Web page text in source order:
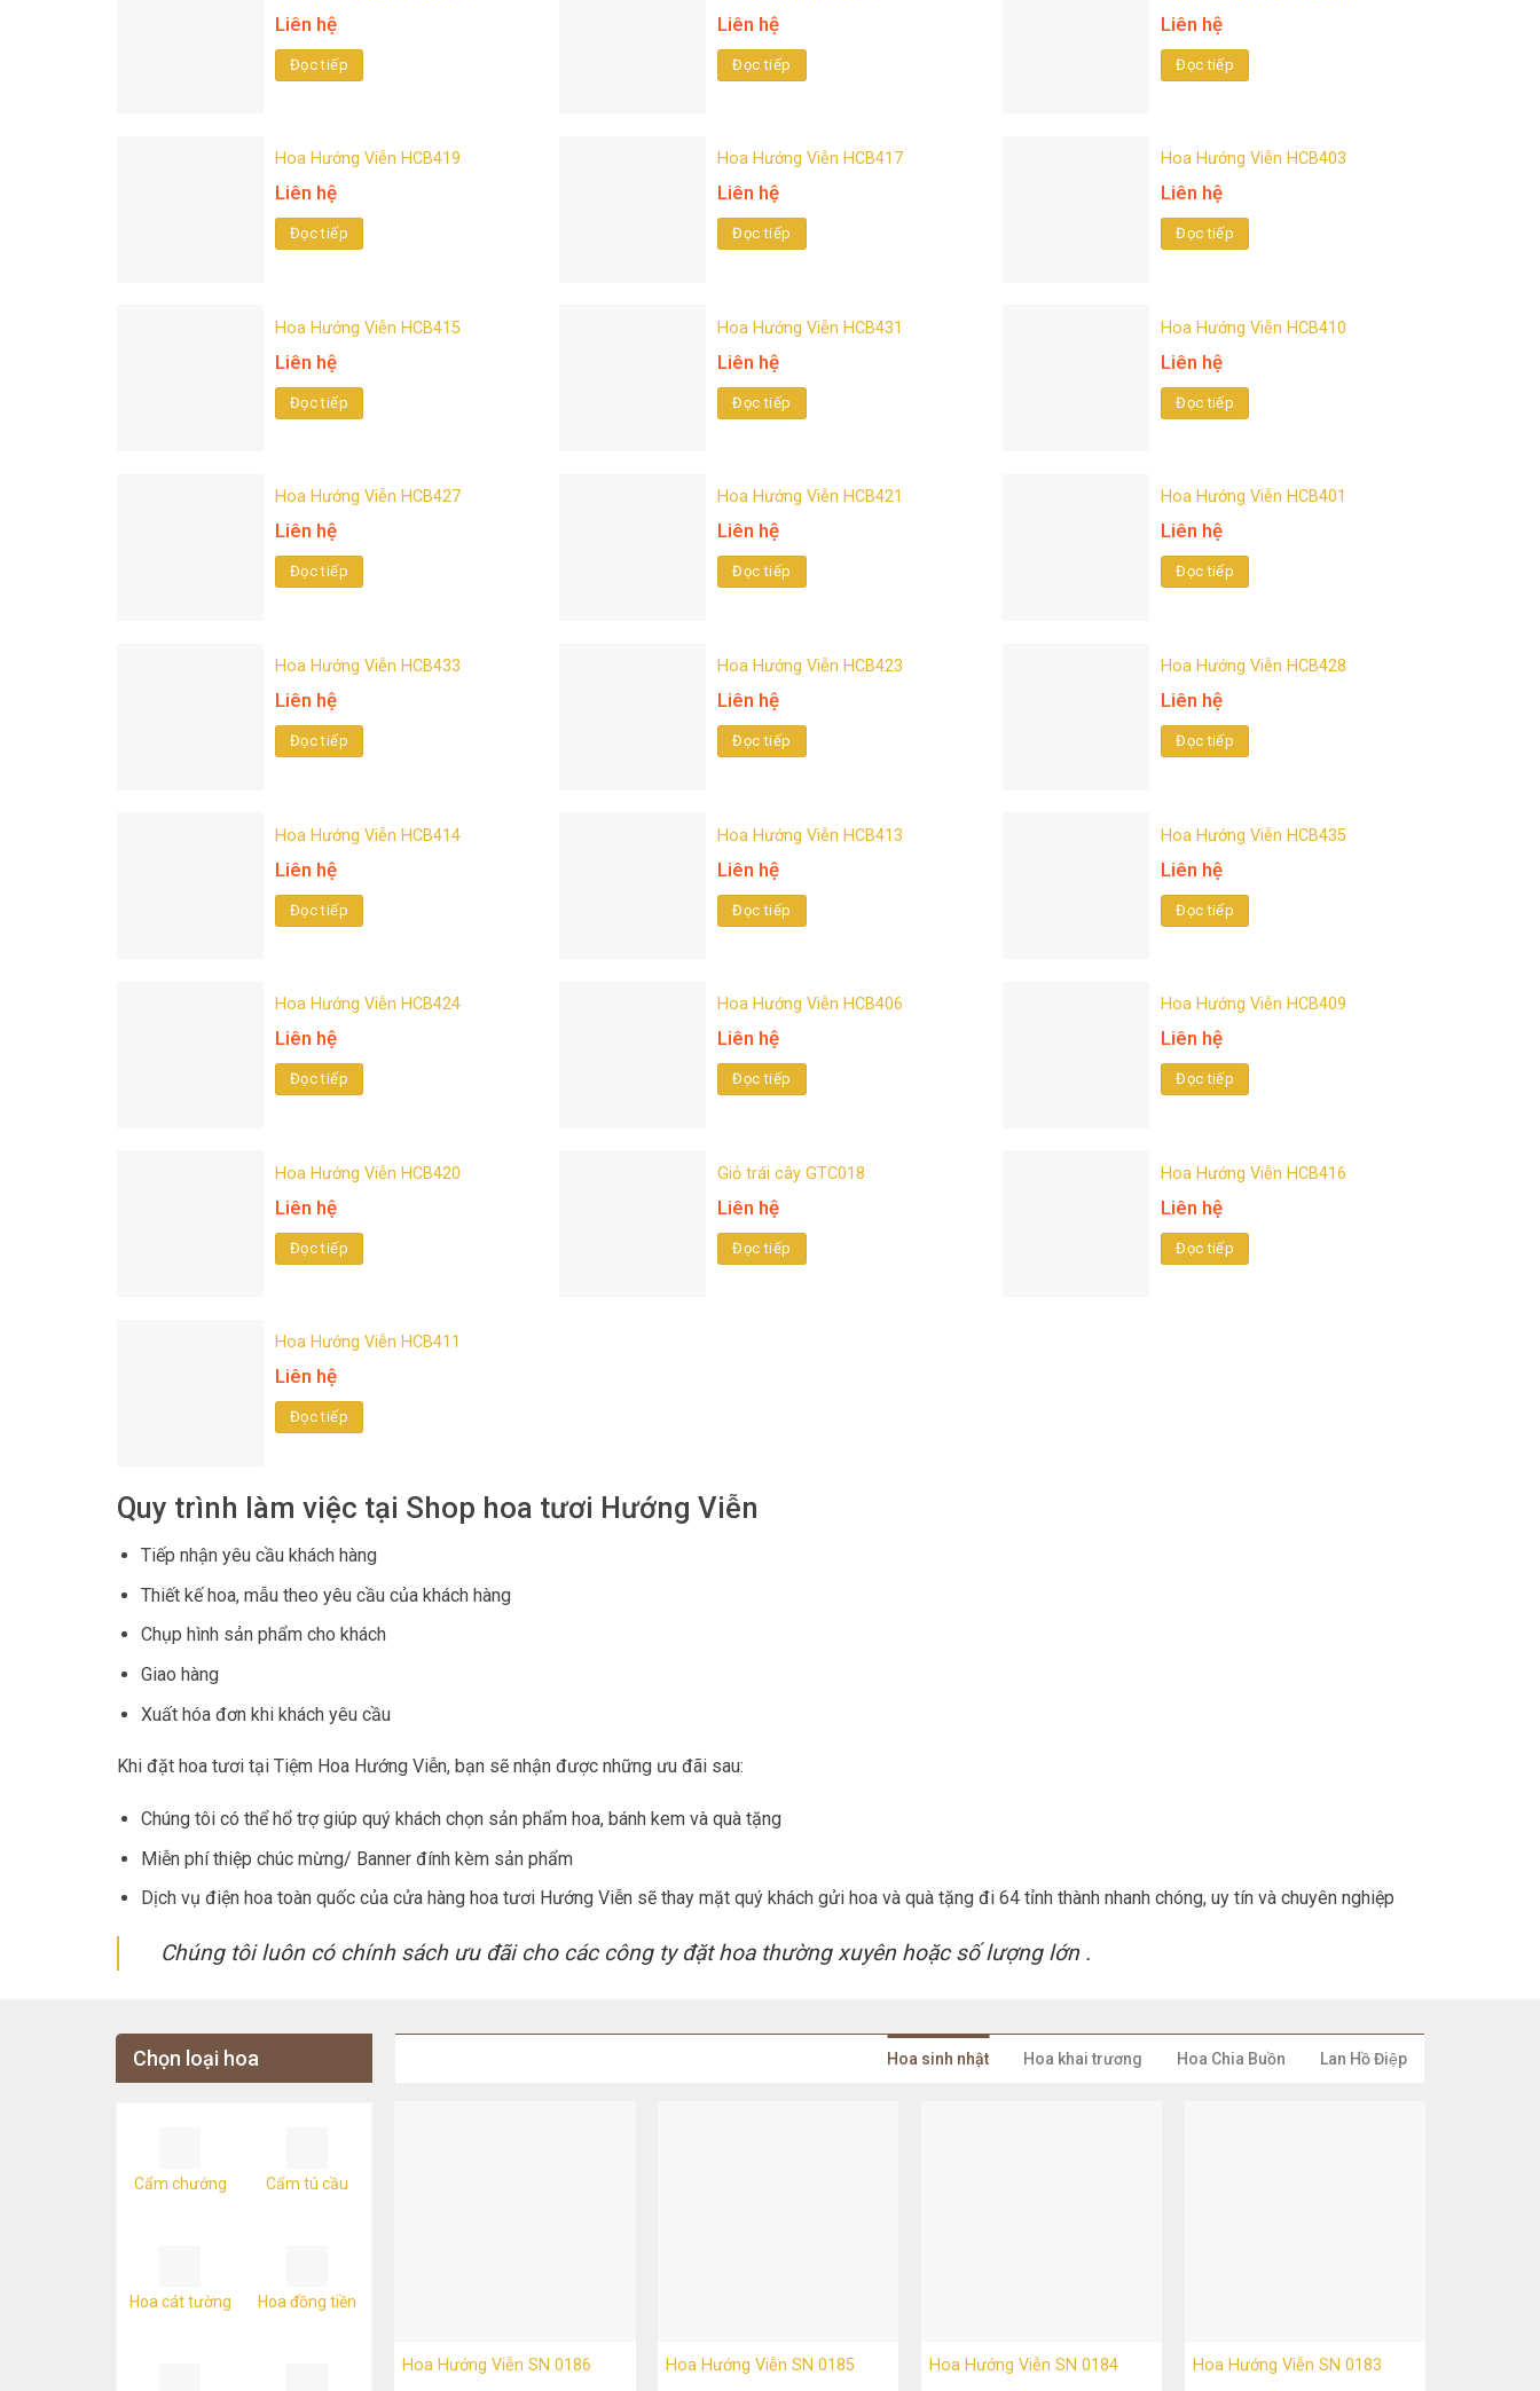
Liên hệ
Đọc tiếp
Liên hệ
Đọc tiếp
Liên hệ
Đọc tiếp
Hoa Hướng Viễn HCB419
Liên hệ
Đọc tiếp
Hoa Hướng Viễn HCB417
Liên hệ
Đọc tiếp
Hoa Hướng Viễn HCB403
Liên hệ
Đọc tiếp
Hoa Hướng Viễn HCB415
Liên hệ
Đọc tiếp
Hoa Hướng Viễn HCB431
Liên hệ
Đọc tiếp
Hoa Hướng Viễn HCB410
Liên hệ
Đọc tiếp
Hoa Hướng Viễn HCB427
Liên hệ
Đọc tiếp
Hoa Hướng Viễn HCB421
Liên hệ
Đọc tiếp
Hoa Hướng Viễn HCB401
Liên hệ
Đọc tiếp
Hoa Hướng Viễn HCB433
Liên hệ
Đọc tiếp
Hoa Hướng Viễn HCB423
Liên hệ
Đọc tiếp
Hoa Hướng Viễn HCB428
Liên hệ
Đọc tiếp
Hoa Hướng Viễn HCB414
Liên hệ
Đọc tiếp
Hoa Hướng Viễn HCB413
Liên hệ
Đọc tiếp
Hoa Hướng Viễn HCB435
Liên hệ
Đọc tiếp
Hoa Hướng Viễn HCB424
Liên hệ
Đọc tiếp
Hoa Hướng Viễn HCB406
Liên hệ
Đọc tiếp
Hoa Hướng Viễn HCB409
Liên hệ
Đọc tiếp
Hoa Hướng Viễn HCB420
Liên hệ
Đọc tiếp
Giỏ trái cây GTC018
Liên hệ
Đọc tiếp
Hoa Hướng Viễn HCB416
Liên hệ
Đọc tiếp
Hoa Hướng Viễn HCB411
Liên hệ
Đọc tiếp
Quy trình làm việc tại Shop hoa tươi Hướng Viễn
Tiếp nhận yêu cầu khách hàng
Thiết kế hoa, mẫu theo yêu cầu của khách hàng
Chụp hình sản phẩm cho khách
Giao hàng
Xuất hóa đơn khi khách yêu cầu
Khi đặt hoa tươi tại Tiệm Hoa Hướng Viễn, bạn sẽ nhận được những ưu đãi sau:
Chúng tôi có thể hổ trợ giúp quý khách chọn sản phẩm hoa, bánh kem và quà tặng
Miễn phí thiệp chúc mừng/ Banner đính kèm sản phẩm
Dịch vụ điện hoa toàn quốc của cửa hàng hoa tươi Hướng Viễn sẽ thay mặt quý khách gửi hoa và quà tặng đi 64 tỉnh thành nhanh chóng, uy tín và chuyên nghiệp
Chúng tôi luôn có chính sách ưu đãi cho các công ty đặt hoa thường xuyên hoặc số lượng lớn .
Chọn loại hoa
Cẩm chướng Cẩm tú cầu
Hoa cát tường Hoa đồng tiền
Hoa sinh nhật Hoa khai trương Hoa Chia Buồn Lan Hồ Điệp
Hoa Hướng Viễn SN 0186 Hoa Hướng Viễn SN 0185 Hoa Hướng Viễn SN 0184 Hoa Hướng Viễn SN 0183